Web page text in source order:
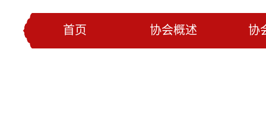
首页 协会概述 协